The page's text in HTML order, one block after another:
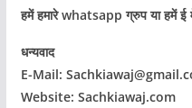
हमें हमारे whatsapp ग्रुप या हमें
धन्यवाद
E-Mail:
Website: Sachkiawaj.com